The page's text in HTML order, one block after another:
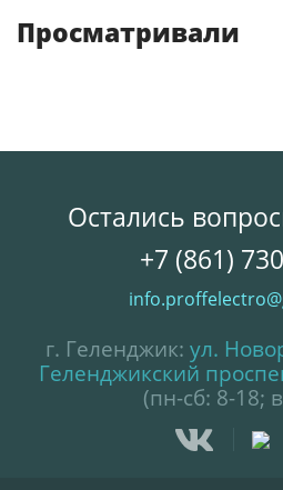
Просматривали
Остались
+7 (861)
г. Геленджик: ул.
Геленджикский
(пн-сб: 8-18;